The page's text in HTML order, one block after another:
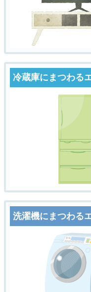
冷蔵庫にまつわる
洗濯機にまつわる